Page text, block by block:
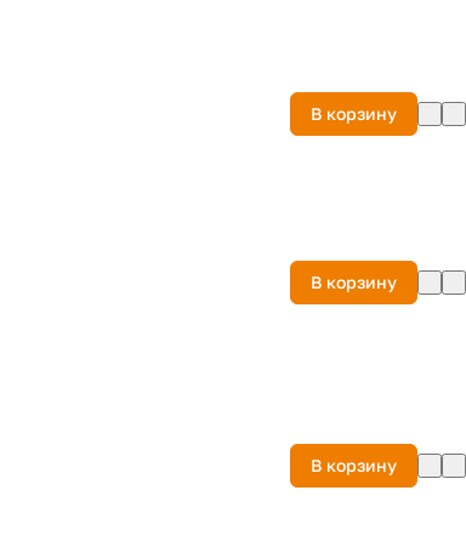
В корзину
В корзину
В корзину